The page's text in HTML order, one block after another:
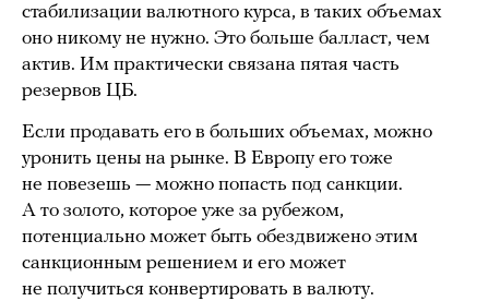
стабилизации валютного курса, в таких объемах
оно никому не нужно. Это больше балласт, чем
актив. Им практически связана пятая часть
резервов ЦБ.
Если продавать его в больших объемах, можно
уронить цены на рынке. В Европу его тоже
не повезешь — можно попасть под санкции.
А то золото, которое уже за рубежом,
потенциально может быть обездвижено этим
санкционным решением и его может
не получиться конвертировать в валюту.